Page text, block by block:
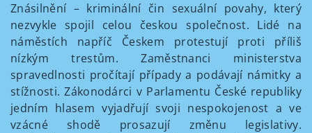
Znásilnění – kriminální čin sexuální povahy, který
nezvykle spojil celou českou společnost. Lidé na
náměstích napříč Českem protestují proti příliš
nízkým trestům. Zaměstnanci ministerstva
spravedlnosti pročítají případy a podávají námitky a
stížnosti. Zákonodárci v Parlamentu České republiky
jedním hlasem vyjadřují svoji nespokojenost a ve
vzácné shodě prosazují změnu legislativy.